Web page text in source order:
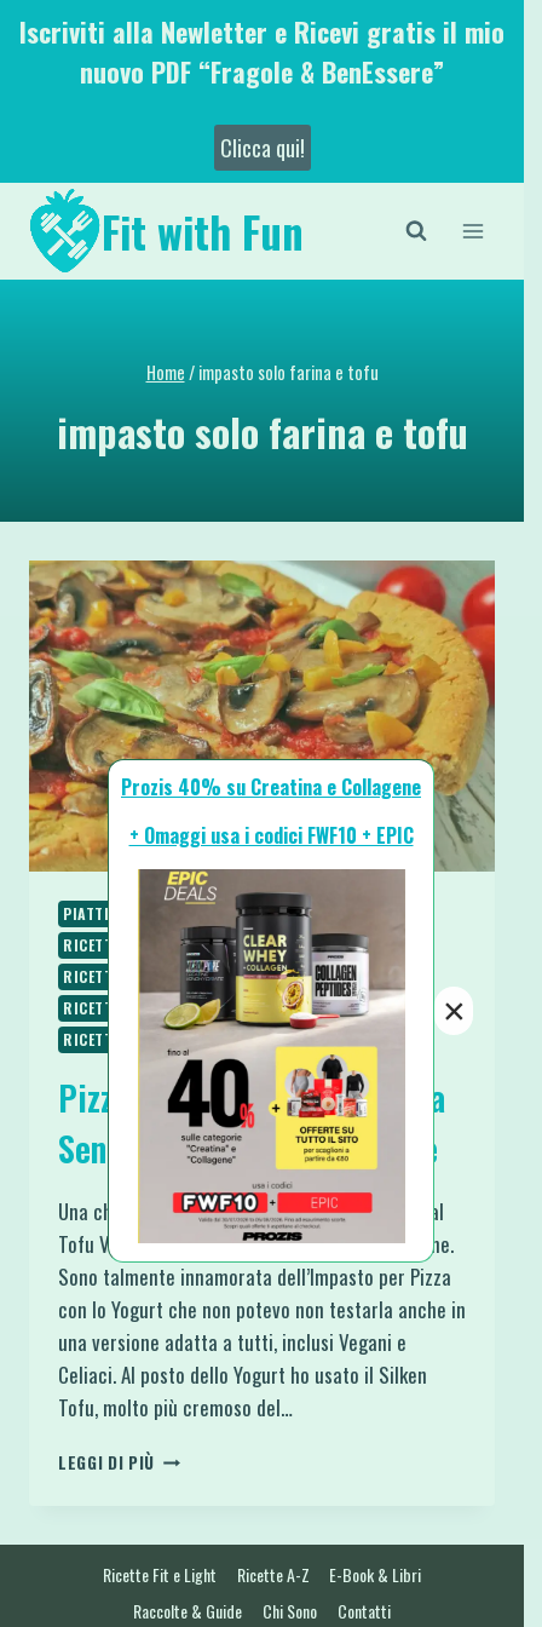
SaltaIscriviti alla Newletter e Ricevi gratis il mio
nuovo PDF “Fragole & BenEssere”
Clicca qui!
Fit with Fun
Home/ impasto solo farina e tofu
impasto solo farina e tofu
PIATTI UNICI
RICETTE BASE
RICETTE PROTEICHE
RICETTE SALATE
RICETTE SENZA BURRO
RICETTE SENZA GLUTINE
RICETTE SENZA LATTOSIO
RICETTE SENZA UOVA
RICETTE VEGANE
RICETTE VEGETARIANE
Pizza al Tofu Vegan Proteica
Senza Glutine e Lievitazione
Una chicca che consiglio a tutti, ecco la Pizza al
Tofu Vegan Proteica Senza Glutine e Lievitazione.
Sono talmente innamorata dell’Impasto per Pizza
con lo Yogurt che non potevo non testarla anche in
una versione adatta a tutti, inclusi Vegani e
Celiaci. Al posto dello Yogurt ho usato il Silken
Tofu, molto più cremoso del…
LEGGI DI PIÙ PIZZA
SENZA
GLUTINE
Ricette Fit e Light Ricette A-Z
E-Book & Libri
Raccolte & Guide
Chi Sono Contatti
Prozis 40% su Creatina e Collagene
+ Omaggi usa i codici FWF10 + EPIC
×